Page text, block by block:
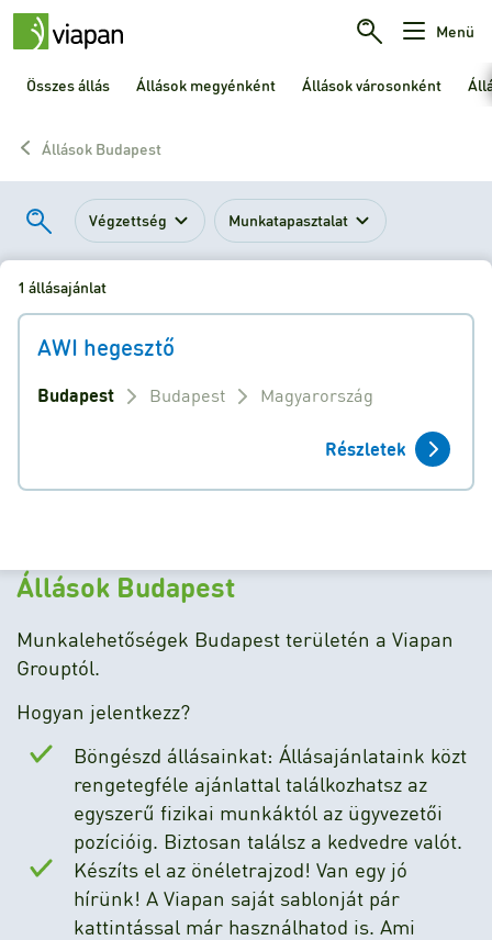
Menü
Összes állás Állások megyénként Állások városonként
Állások Budapest
Végzettség Munkatapasztalat
1 állásajánlat
AWI hegesztő
Budapest Budapest Magyarország
Részletek
Állások Budapest
Munkalehetőségek Budapest területén a Viapan
Grouptól.
Hogyan jelentkezz?
Böngészd állásainkat: Állásajánlataink közt
rengetegféle ajánlattal találkozhatsz az
egyszerű fizikai munkáktól az ügyvezetői
pozícióig. Biztosan találsz a kedvedre valót.
Készíts el az önéletrajzod! Van egy jó
hírünk! A Viapan saját sablonját pár
kattintással már használhatod is. Ami